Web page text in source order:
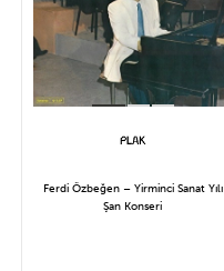
Ferdi Özbeğen – Yirminci Sanat Yılı
Şan Konseri